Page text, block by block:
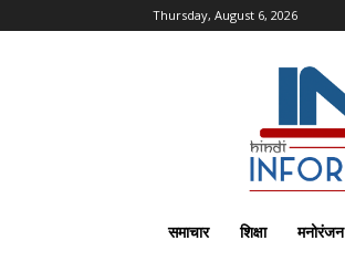
Thursday, August 6, 2026
समाचार शिक्षा मनोरंजन